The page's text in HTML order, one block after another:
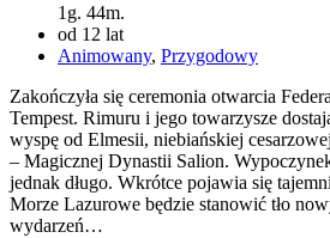
1g. 44m.
od 12 lat
Animowany, Przygodowy
Zakończyła się ceremonia otwarcia
Tempest. Rimuru i jego towarzysze
wyspę od Elmesii, niebiańskiej
– Magicznej Dynastii Salion.
jednak długo. Wkrótce pojawia się
Morze Lazurowe będzie stanowić tło
wydarzeń…